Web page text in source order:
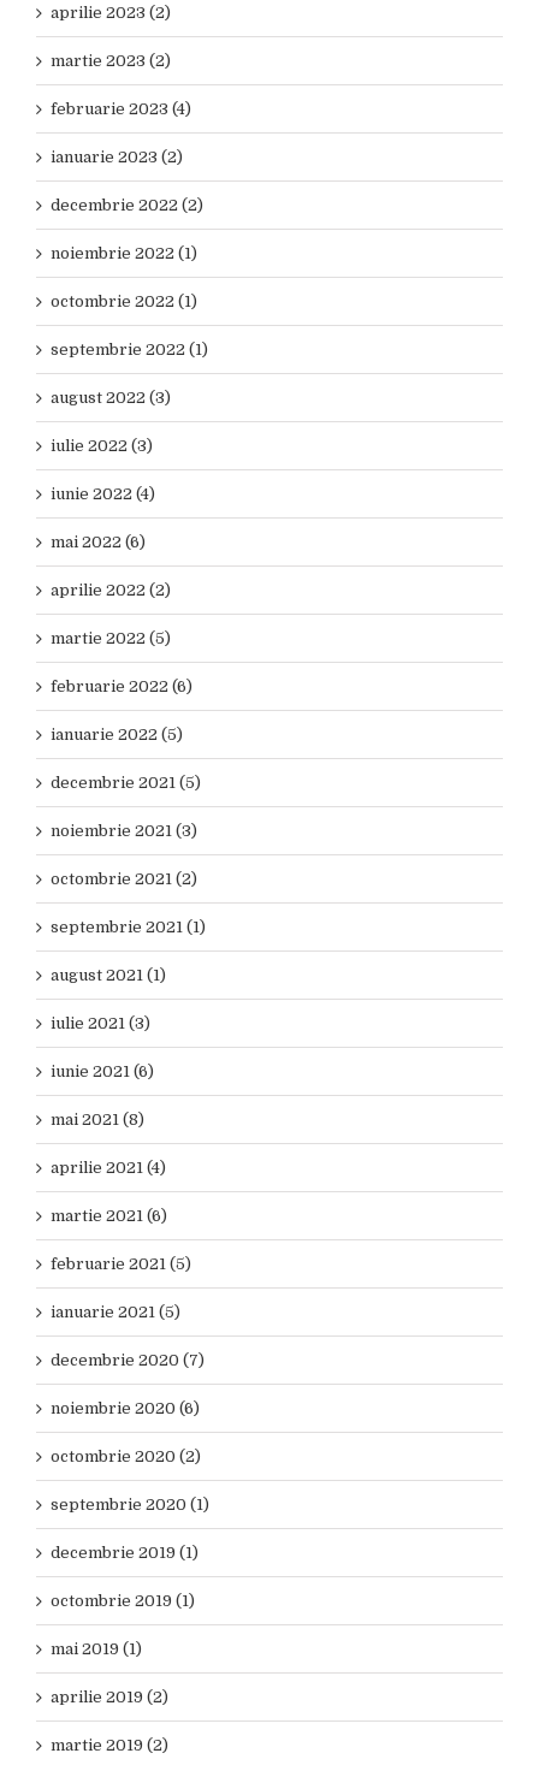
aprilie 2023 (2)
martie 2023 (2)
februarie 2023 (4)
ianuarie 2023 (2)
decembrie 2022 (2)
noiembrie 2022 (1)
octombrie 2022 (1)
septembrie 2022 (1)
august 2022 (3)
iulie 2022 (3)
iunie 2022 (4)
mai 2022 (6)
aprilie 2022 (2)
martie 2022 (5)
februarie 2022 (6)
ianuarie 2022 (5)
decembrie 2021 (5)
noiembrie 2021 (3)
octombrie 2021 (2)
septembrie 2021 (1)
august 2021 (1)
iulie 2021 (3)
iunie 2021 (6)
mai 2021 (8)
aprilie 2021 (4)
martie 2021 (6)
februarie 2021 (5)
ianuarie 2021 (5)
decembrie 2020 (7)
noiembrie 2020 (6)
octombrie 2020 (2)
septembrie 2020 (1)
decembrie 2019 (1)
octombrie 2019 (1)
mai 2019 (1)
aprilie 2019 (2)
martie 2019 (2)